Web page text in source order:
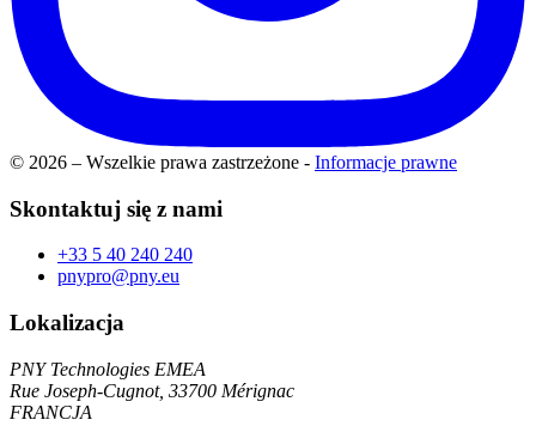
© 2026 – Wszelkie prawa zastrzeżone - Informacje prawne
Skontaktuj się z nami
+33 5 40 240 240
pnypro@pny.eu
Lokalizacja
PNY Technologies EMEA
Rue Joseph-Cugnot, 33700 Mérignac
FRANCJA